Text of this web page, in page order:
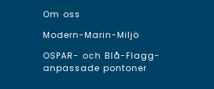
Om oss
Modern-Marin-Miljö
OSPAR- och Blå-Flagg-
anpassade pontoner